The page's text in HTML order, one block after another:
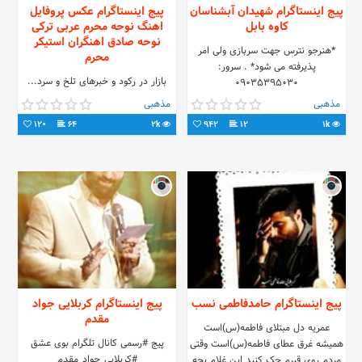
پیج اینستاگرام شهیدان آبشناسان
کاوه بابل
*هنرجو نترس جهت سربازی ولی امر
پذیرفته می شود* . سرور:
۰۹۰۳۵۳۹۵۰۳۰
مذهبی
1k
12
942
پیج اینستاگرام عکس پروفایل
اهنگ نوحه محرم عربی ترکی
نوحه صادق اهنگران استیکر
محرم
بازار در رکود و خبرهای تلخ و سرد..‌.
جانم فدای رونق پرچم فروش ها.....
#عشق_ات_تمام_فرضیه_ها_را_بهم_زد در
ثبت اسم نوکریم گیر میکنم وقتی که مهر
مذهبی
2k
64
120
پیج اینستاگرام حامدفاطمی نسب
عمریه دل مبتلای فاطمه(س)است
همیشه غرق عطای فاطمه(س)است وقتی
پیج اینستاگرام کربلایی جواد
مقدم
پیج #رسمی کانال تلگرام بوی عشق